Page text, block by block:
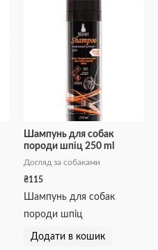
Шампунь для собак
породи шпіц 250 ml
Догляд за собаками
₴115
Шампунь для собак
породи шпіц
Додати в кошик